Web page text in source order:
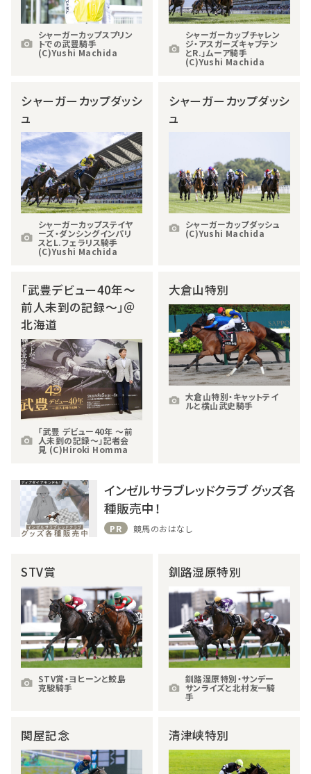
シャーガーカップスプリン
トでの武豊騎手
(C)Yushi Machida
シャーガーカップチャレン
ジ・アスガーズキャプテン
とR.」ムーア騎手
(C)Yushi Machida
シャーガーカップダッシ
ュ
シャーガーカップステイヤ
ーズ・ダンシングインパリ
スとL.フェラリス騎手
(C)Yushi Machida
シャーガーカップダッシ
ュ
シャーガーカップダッシュ
(C)Yushi Machida
「武豊デビュー40年～
前人未到の記録～」＠
北海道
「武豊 デビュー40年 ～前
人未到の記録～」記者会
見 (C)Hiroki Homma
大倉山特別
大倉山特別・キャットテイ
ルと横山武史騎手
インゼルサラブレッドクラブ グッズ各
種販売中！
PR 競馬のおはなし
STV賞
STV賞・ヨヒーンと鮫島
克駿騎手
釧路湿原特別
釧路湿原特別・サンデー
サンライズと北村友一騎
手
関屋記念 清津峡特別